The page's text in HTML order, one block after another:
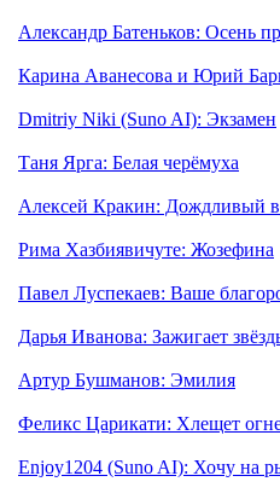
Александр Батеньков: Осень
Карина Аванесова и Юрий
Dmitriy Niki (Suno AI): Экзамен
Таня Ярга: Белая черёмуха
Алексей Кракин: Дождливый
Рима Хазбиявичуте: Жозефина
Павел Луспекаев: Ваше
Дарья Иванова: Зажигает
Артур Бушманов: Эмилия
Феликс Царикати: Хлещет
Enjoy1204 (Suno AI): Хочу на